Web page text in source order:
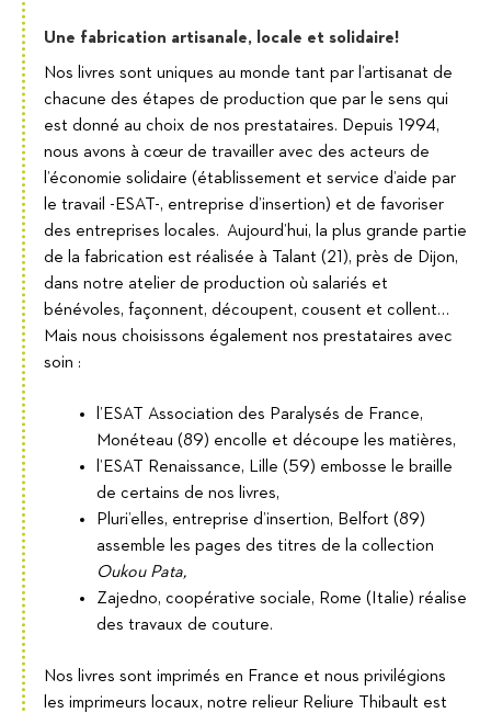
Une fabrication artisanale, locale et solidaire!
Nos livres sont uniques au monde tant par l’artisanat de
chacune des étapes de production que par le sens qui
est donné au choix de nos prestataires. Depuis 1994,
nous avons à cœur de travailler avec des acteurs de
l’économie solidaire (établissement et service d’aide par
le travail -ESAT-, entreprise d’insertion) et de favoriser
des entreprises locales. Aujourd’hui, la plus grande partie
de la fabrication est réalisée à Talant (21), près de Dijon,
dans notre atelier de production où salariés et
bénévoles, façonnent, découpent, cousent et collent…
Mais nous choisissons également nos prestataires avec
soin :
l’ESAT Association des Paralysés de France,
Monéteau (89) encolle et découpe les matières,
l’ESAT Renaissance, Lille (59) embosse le braille
de certains de nos livres,
Pluri’elles, entreprise d’insertion, Belfort (89)
assemble les pages des titres de la collection
Oukou Pata,
Zajedno, coopérative sociale, Rome (Italie) réalise
des travaux de couture.
Nos livres sont imprimés en France et nous privilégions
les imprimeurs locaux, notre relieur Reliure Thibault est